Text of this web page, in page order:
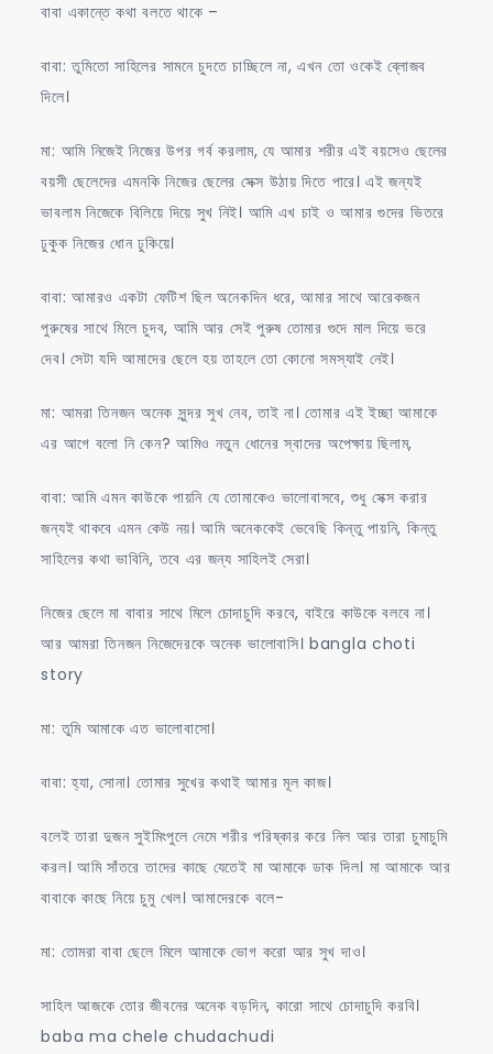
বাবা একান্তে কথা বলতে থাকে –
বাবা: তুমিতো সাহিলের সামনে চুদতে চাচ্ছিলে না, এখন তো ওকেই ব্লোজব
দিলে।
মা: আমি নিজেই নিজের উপর গর্ব করলাম, যে আমার শরীর এই বয়সেও ছেলের
বয়সী ছেলেদের এমনকি নিজের ছেলের সেক্স উঠায় দিতে পারে। এই জন্যই
ভাবলাম নিজেকে বিলিয়ে দিয়ে সুখ নিই। আমি এখ চাই ও আমার গুদের ভিতরে
ঢুকুক নিজের ধোন ঢুকিয়ে।
বাবা: আমারও একটা ফেটিশ ছিল অনেকদিন ধরে, আমার সাথে আরেকজন
পুরুষের সাথে মিলে চুদব, আমি আর সেই পুরুষ তোমার গুদে মাল দিয়ে ভরে
দেব। সেটা যদি আমাদের ছেলে হয় তাহলে তো কোনো সমস্যাই নেই।
মা: আমরা তিনজন অনেক সুন্দর সুখ নেব, তাই না। তোমার এই ইচ্ছা আমাকে
এর আগে বলো নি কেন? আমিও নতুন ধোনের স্বাদের অপেক্ষায় ছিলাম,
বাবা: আমি এমন কাউকে পায়নি যে তোমাকেও ভালোবাসবে, শুধু সেক্স করার
জন্যই থাকবে এমন কেউ নয়। আমি অনেককেই ভেবেছি কিন্তু পায়নি, কিন্তু
সাহিলের কথা ভাবিনি, তবে এর জন্য সাহিলই সেরা।
নিজের ছেলে মা বাবার সাথে মিলে চোদাচুদি করবে, বাইরে কাউকে বলবে না।
আর আমরা তিনজন নিজেদেরকে অনেক ভালোবাসি। bangla choti
story
মা: তুমি আমাকে এত ভালোবাসো।
বাবা: হ্যা, সোনা। তোমার সুখের কথাই আমার মূল কাজ।
বলেই তারা দুজন সুইমিংপুলে নেমে শরীর পরিষ্কার করে নিল আর তারা চুমাচুমি
করল। আমি সাঁতরে তাদের কাছে যেতেই মা আমাকে ডাক দিল। মা আমাকে আর
বাবাকে কাছে নিয়ে চুমু খেল। আমাদেরকে বলে-
মা: তোমরা বাবা ছেলে মিলে আমাকে ভোগ করো আর সুখ দাও।
সাহিল আজকে তোর জীবনের অনেক বড়দিন, কারো সাথে চোদাচুদি করবি।
baba ma chele chudachudi